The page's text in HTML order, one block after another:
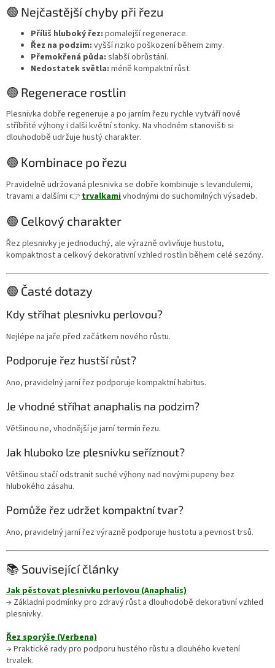
🟢 Nejčastější chyby při řezu
Příliš hluboký řez: pomalejší regenerace.
Řez na podzim: vyšší riziko poškození během zimy.
Přemokřená půda: slabší obrůstání.
Nedostatek světla: méně kompaktní růst.
🟢 Regenerace rostlin
Plesnivka dobře regeneruje a po jarním řezu rychle vytváří nové
stříbřité výhony i další květní stonky. Na vhodném stanovišti si
dlouhodobě udržuje hustý charakter.
🟢 Kombinace po řezu
Pravidelně udržovaná plesnivka se dobře kombinuje s levandulemi,
travami a dalšími 👉 trvalkamivhodnými do suchomilných výsadeb.
🟢 Celkový charakter
Řez plesnivky je jednoduchý, ale výrazně ovlivňuje hustotu,
kompaktnost a celkový dekorativní vzhled rostlin během celé sezóny.
🟢 Časté dotazy
Kdy stříhat plesnivku perlovou?
Nejlépe na jaře před začátkem nového růstu.
Podporuje řez hustší růst?
Ano, pravidelný jarní řez podporuje kompaktní habitus.
Je vhodné stříhat anaphalis na podzim?
Většinou ne, vhodnější je jarní termín řezu.
Jak hluboko lze plesnivku seříznout?
Většinou stačí odstranit suché výhony nad novými pupeny bez
hlubokého zásahu.
Pomůže řez udržet kompaktní tvar?
Ano, pravidelný jarní řez výrazně podporuje hustotu a pevnost trsů.
📚 Související články
Jak pěstovat plesnivku perlovou (Anaphalis)
→ Základní podmínky pro zdravý růst a dlouhodobě dekorativní vzhled
plesnivky.
Řez sporýše (Verbena)
→ Praktické rady pro podporu hustého růstu a dlouhého kvetení
trvalek.